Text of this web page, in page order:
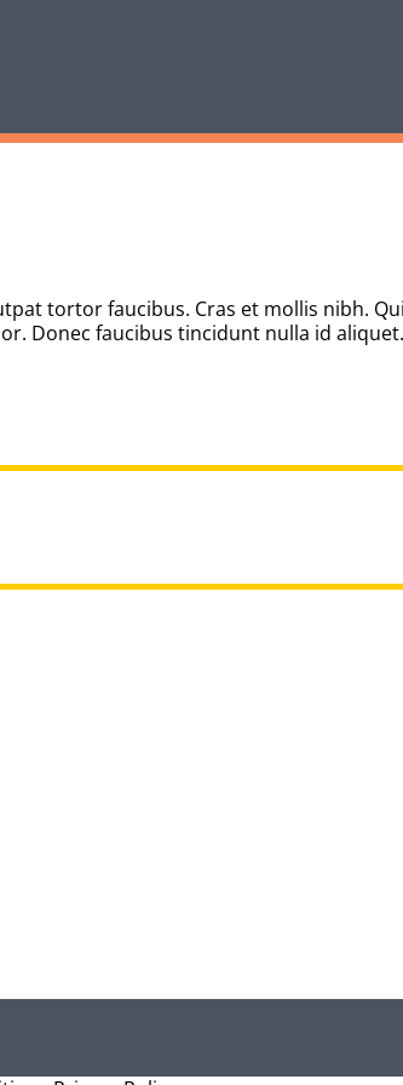
tortor faucibus. Cras et mollis nibh.
Donec faucibus tincidunt nulla id